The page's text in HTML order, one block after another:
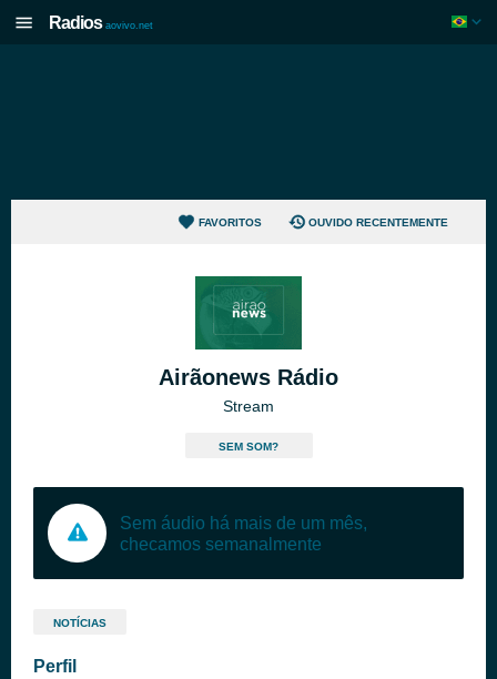
Radios aovivo.net
FAVORITOS OUVIDO RECENTEMENTE
Airãonews Rádio
Stream
SEM SOM?
Sem áudio há mais de um mês,
checamos semanalmente
NOTÍCIAS
Perfil